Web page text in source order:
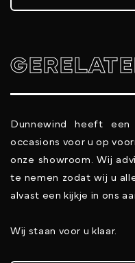
Dunnewind heeft
occasions voor u op
onze showroom. Wij
te nemen zodat wij u
alvast een kijkje in ons
Wij staan voor u klaar.